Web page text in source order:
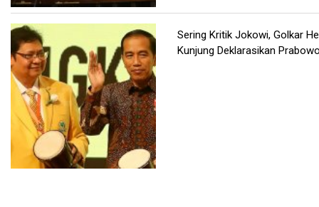
Sering Kritik Jokowi, Golkar
Kunjung Deklarasikan